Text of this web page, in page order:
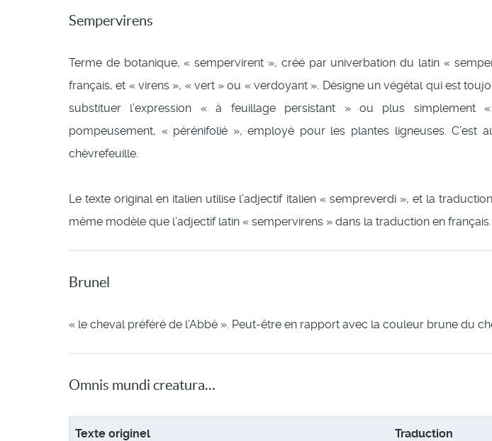
Sempervirens
Terme de botanique, « sempervirent », créé par univerbation du latin «
français, et « virens », « vert » ou « verdoyant ». Désigne un végétal qui est
substituer l’expression « à feuillage persistant » ou plus simplement
pompeusement, « pérénifolié », employé pour les plantes ligneuses. C’est
chèvrefeuille.
Le texte original en italien utilise l’adjectif italien « sempreverdi », et la
même modèle que l’adjectif latin « sempervirens » dans la traduction en français.
Brunel
« le cheval préféré de l’Abbé ». Peut-être en rapport avec la couleur brune du
Omnis mundi creatura…
Texte originel Traduction